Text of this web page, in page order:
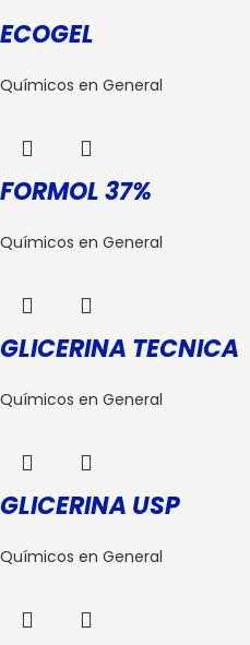
ECOGEL
Químicos en General
FORMOL 37%
Químicos en General
GLICERINA TECNICA
Químicos en General
GLICERINA USP
Químicos en General